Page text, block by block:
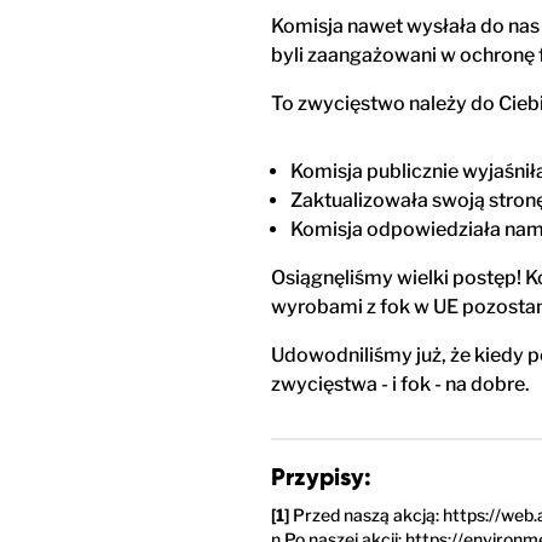
Komisja nawet wysłała do
byli zaangażowani w
To zwycięstwo należy do
Komisja publicznie
Zaktualizowała swoją
Komisja odpowiedziała
Osiągnęliśmy wielki postęp!
wyrobami z fok w UE
Udowodniliśmy już, że kiedy
zwycięstwa - i fok - na dobre.
Przypisy:
Przed naszą akcją: https://